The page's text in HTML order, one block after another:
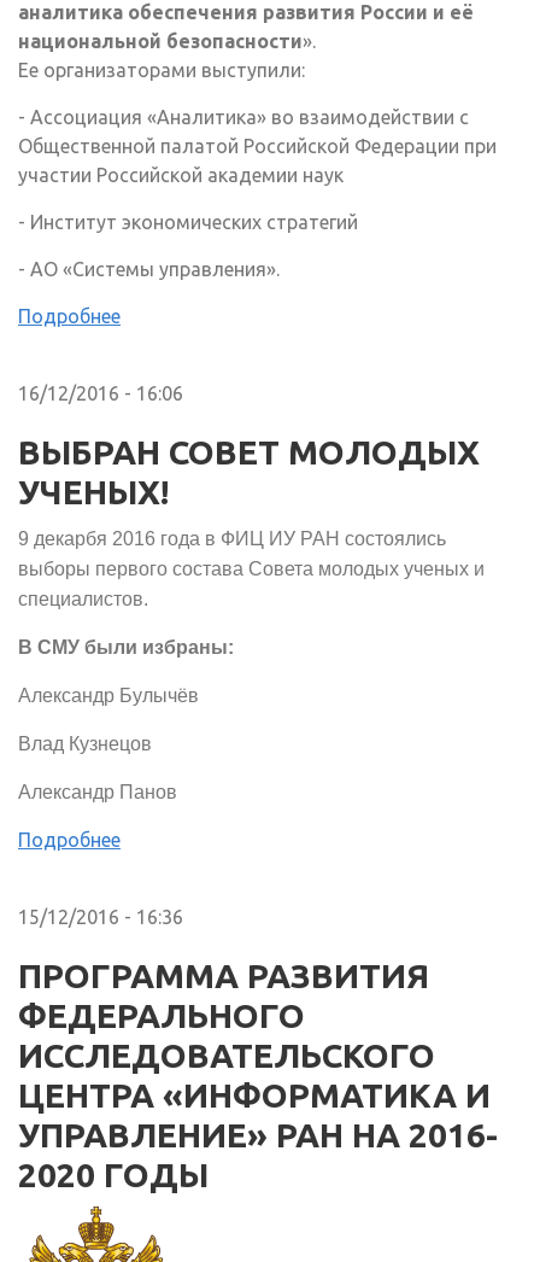
аналитика обеспечения развития России и её
национальной безопасности».
Ее организаторами выступили:
- Ассоциация «Аналитика» во взаимодействии с
Общественной палатой Российской Федерации при
участии Российской академии наук
- Институт экономических стратегий
- АО «Системы управления».
Подробнее
16/12/2016 - 16:06
ВЫБРАН СОВЕТ МОЛОДЫХ
УЧЕНЫХ!
9 декарбя 2016 года в ФИЦ ИУ РАН состоялись
выборы первого состава Совета молодых ученых и
специалистов.
В СМУ были избраны:
Александр Булычёв
Влад Кузнецов
Александр Панов
Подробнее
15/12/2016 - 16:36
ПРОГРАММА РАЗВИТИЯ
ФЕДЕРАЛЬНОГО
ИССЛЕДОВАТЕЛЬСКОГО
ЦЕНТРА «ИНФОРМАТИКА И
УПРАВЛЕНИЕ» РАН НА 2016-
2020 ГОДЫ